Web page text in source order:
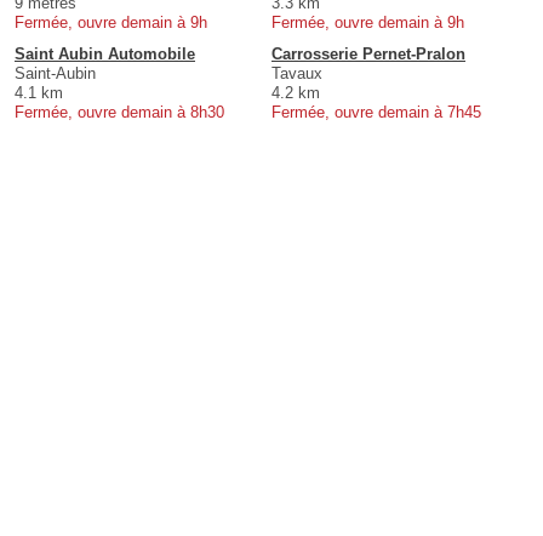
Fermée, ouvre demain à 9h
Fermée, ouvre demain à 9h
Saint Aubin Automobile
Saint-Aubin
4.1 km
Fermée, ouvre demain à 8h30
Carrosserie Pernet-Pralon
Tavaux
4.2 km
Fermée, ouvre demain à 7h45